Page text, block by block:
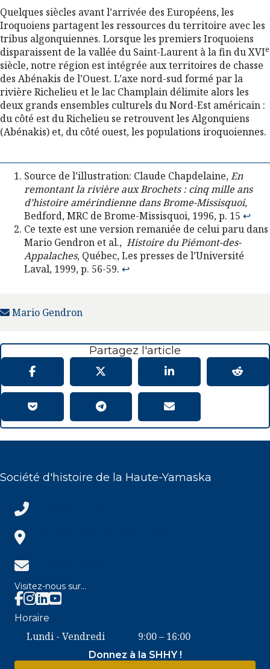
Quelques siècles avant l’arrivée des Européens, les
Iroquoiens partagent les ressources du territoire avec les
tribus algonquiennes. Lorsque les premiers Iroquoiens
disparaissent de la vallée du Saint-Laurent à la fin du XVIe
siècle, notre région est intégrée aux territoires de chasse
des Abénakis de l’Ouest. L’axe nord-sud formé par la
rivière Richelieu et le lac Champlain délimite alors les
deux grands ensembles culturels du Nord-Est américain :
du côté est du Richelieu se retrouvent les Algonquiens
(Abénakis) et, du côté ouest, les populations iroquoiennes.
Source de l’illustration: Claude Chapdelaine,En
remontant la rivière aux Brochets : cinq mille ans
d’histoire amérindienne dans Brome-Missisquoi,
Bedford, MRC de Brome-Missisquoi, 1996, p. 15 ↩︎
Ce texte est une version remaniée de celui paru dans
Mario Gendron et al., Histoire du Piémont-des-
Appalaches, Québec, Les presses de l’Université
Laval, 1999, p. 56-59. ↩︎
Mario Gendron
Partagez l'article
Société d'histoire de la Haute-Yamaska
(450) 372-4500
info@shhy.info
Visitez-nous sur...
Facebook SHHY
Instagram SHHY
Horaire
Lundi - Vendredi 9:00 – 16:00
Donnez à la SHHY !